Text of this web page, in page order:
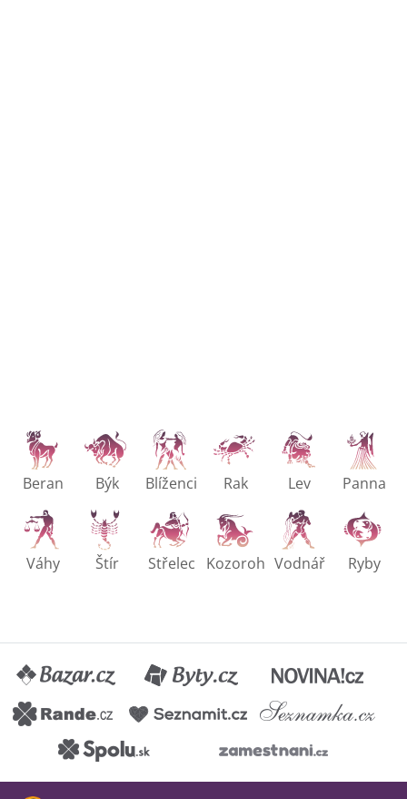
Beran Býk Blíženci Rak Lev Panna
Váhy Štír Střelec Kozoroh Vodnář Ryby